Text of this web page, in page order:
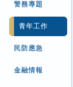
警務專題
青年工作
民防應急
金融情報